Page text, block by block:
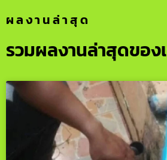
ผลงานล่าสุด
รวมผลงานล่าสุดของ